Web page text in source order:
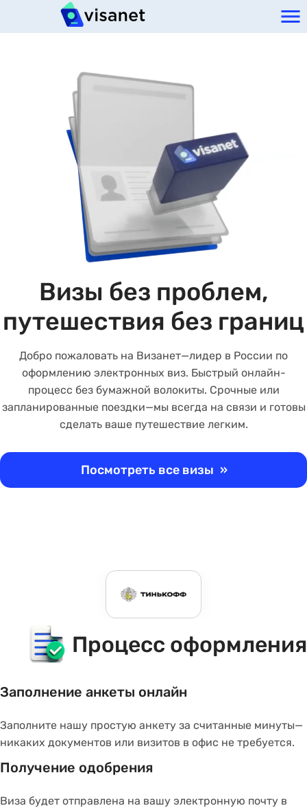
Визы без проблем,
путешествия без границ
Добро пожаловать на Визанет—лидер в России по
оформлению электронных виз. Быстрый онлайн-
процесс без бумажной волокиты. Срочные или
запланированные поездки—мы всегда на связи и готовы
сделать ваше путешествие легким.
Посмотреть все визы »
Процесс оформления
Заполнение анкеты онлайн
Заполните нашу простую анкету за считанные минуты—
никаких документов или визитов в офис не требуется.
Получение одобрения
Виза будет отправлена на вашу электронную почту в